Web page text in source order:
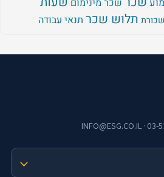
תלוש שכרתנאי עבודה